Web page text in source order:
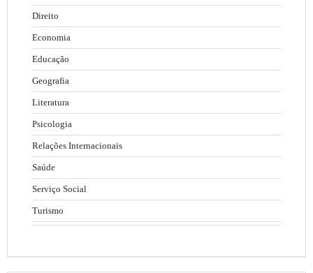
Direito
Economia
Educação
Geografia
Literatura
Psicologia
Relações Internacionais
Saúde
Serviço Social
Turismo